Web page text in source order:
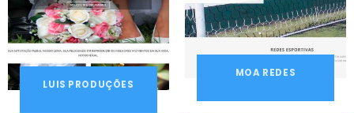
MOA REDES
LUIS PRODUÇÕES